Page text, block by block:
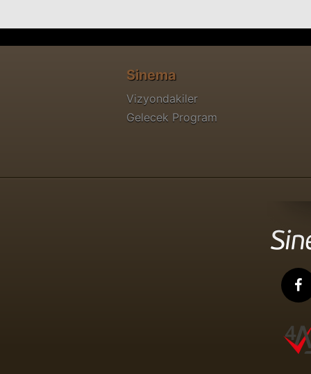
Sinema
Vizyondakiler
Gelecek Program